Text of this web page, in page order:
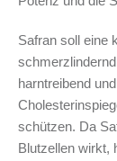
Safran soll eine
harntreibend
schützen. Da
Blutzellen wirkt,